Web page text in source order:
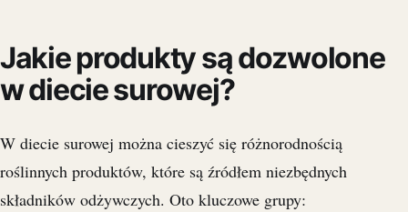
Jakie produkty są dozwolone
w diecie surowej?
W diecie surowej można cieszyć się różnorodnością
roślinnych produktów, które są źródłem niezbędnych
składników odżywczych. Oto kluczowe grupy: